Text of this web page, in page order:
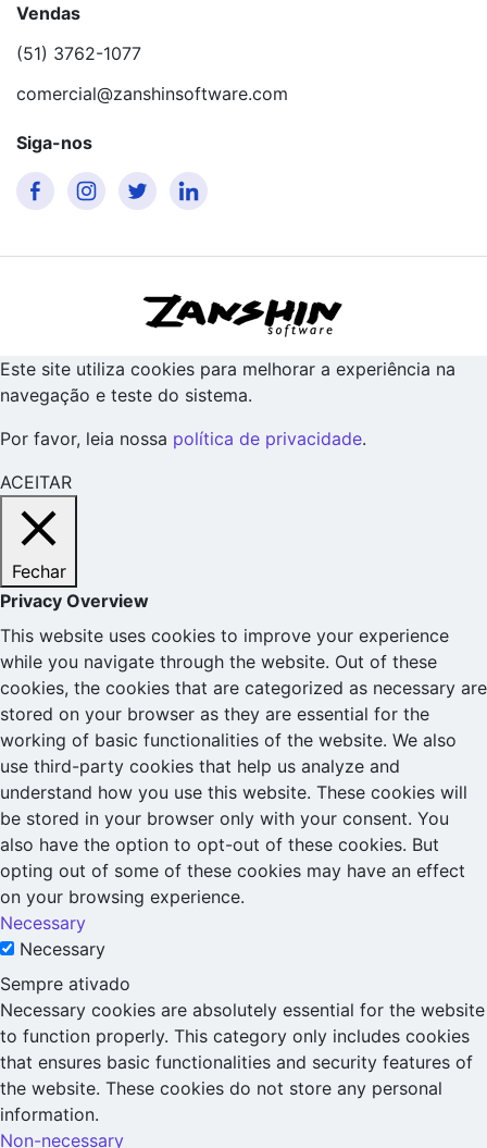
Vendas
(51) 3762-1077
comercial@zanshinsoftware.com
Siga-nos
Este site utiliza cookies para melhorar a experiência na
navegação e teste do sistema.
Por favor, leia nossa política de privacidade.
ACEITAR
Fechar
Privacy Overview
This website uses cookies to improve your experience
while you navigate through the website. Out of these
cookies, the cookies that are categorized as necessary are
stored on your browser as they are essential for the
working of basic functionalities of the website. We also
use third-party cookies that help us analyze and
understand how you use this website. These cookies will
be stored in your browser only with your consent. You
also have the option to opt-out of these cookies. But
opting out of some of these cookies may have an effect
on your browsing experience.
Necessary
Necessary
Sempre ativado
Necessary cookies are absolutely essential for the website
to function properly. This category only includes cookies
that ensures basic functionalities and security features of
the website. These cookies do not store any personal
information.
Non-necessary